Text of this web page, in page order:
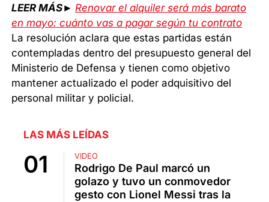
LEER MÁS►Renovar el alquiler será más barato
en mayo: cuánto vas a pagar según tu contrato
La resolución aclara que estas partidas están
contempladas dentro del presupuesto general del
Ministerio de Defensa y tienen como objetivo
mantener actualizado el poder adquisitivo del
personal militar y policial.
LAS MÁS LEÍDAS
VIDEO
Rodrigo De Paul marcó un
golazo y tuvo un conmovedor
gesto con Lionel Messi tras la